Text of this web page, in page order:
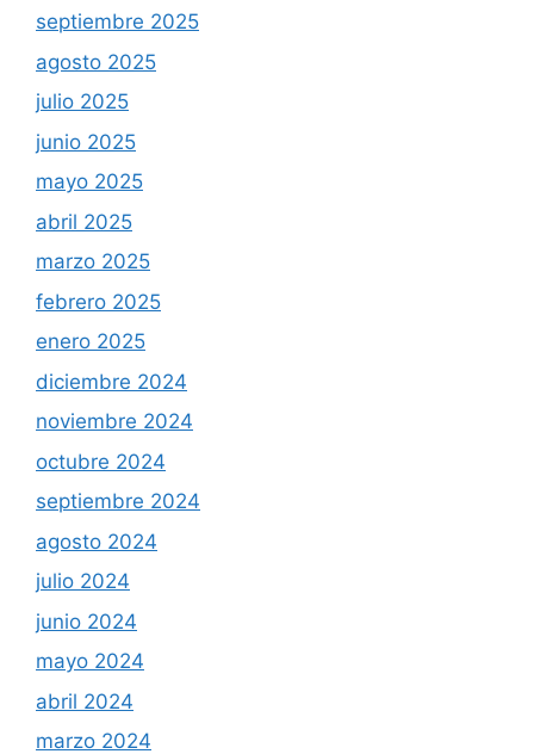
septiembre 2025
agosto 2025
julio 2025
junio 2025
mayo 2025
abril 2025
marzo 2025
febrero 2025
enero 2025
diciembre 2024
noviembre 2024
octubre 2024
septiembre 2024
agosto 2024
julio 2024
junio 2024
mayo 2024
abril 2024
marzo 2024